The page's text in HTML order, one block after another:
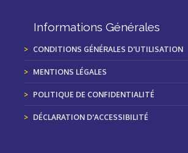
Informations Générales
CONDITIONS GÉNÉRALES D'UTILISATION
MENTIONS LÉGALES
POLITIQUE DE CONFIDENTIALITÉ
DÉCLARATION D'ACCESSIBILITÉ